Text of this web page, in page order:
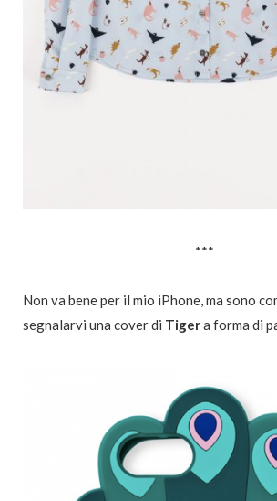
***
Non va bene per il mio iPhone, ma sono
segnalarvi una cover di Tigera forma di